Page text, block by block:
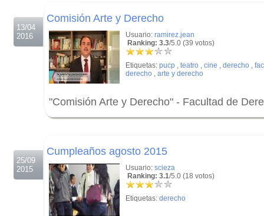
13/04
2016
Comisión Arte y Derecho
Usuario: ramirez.jean
Ranking: 3.3/5.0 (39 votos)
Etiquetas: pucp , teatro , cine , derecho ,
derecho , arte y derecho
"Comisión Arte y Derecho" - Facultad de
25/09
2015
Cumpleaños agosto 2015
Usuario: scieza
Ranking: 3.1/5.0 (18 votos)
Etiquetas: derecho